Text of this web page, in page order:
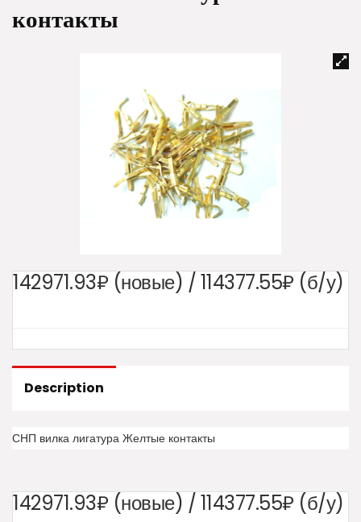
контакты
142971.93₽ (новые) / 114377.55₽ (б/у)
Description
СНП вилка лигатура Желтые контакты
142971.93₽ (новые) / 114377.55₽ (б/у)